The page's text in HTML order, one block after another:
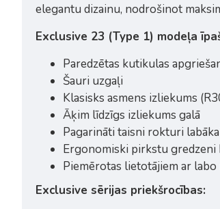
elegantu dizainu, nodrošinot
Exclusive 23 (Type 1) modeļa
Paredzētas kutikulas
Šauri uzgaļi
Klasisks asmens izliekums
Āķim līdzīgs izliekums galā
Pagarināti taisni rokturi
Ergonomiski pirkstu gredzeni
Piemērotas lietotājiem ar
Exclusive sērijas priekšrocības: